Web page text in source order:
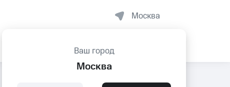
Москва
Ваш город
Москва